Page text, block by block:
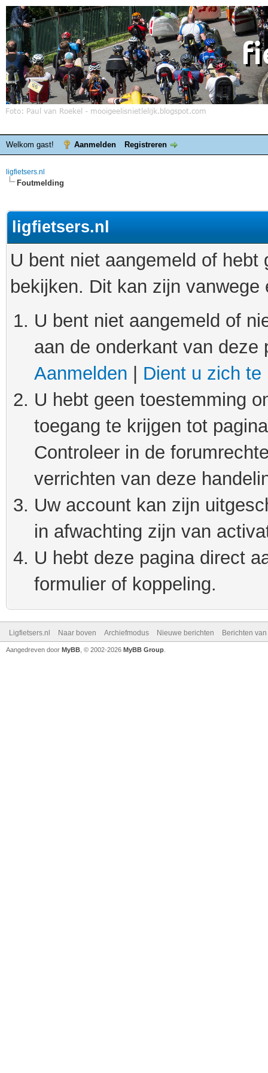
Welkom gast! Aanmelden Registreren
ligfietsers.nl
Foutmelding
ligfietsers.nl
U bent niet aangemeld of
bekijken. Dit kan zijn
U bent niet aangemeld of
aan de onderkant van
Aanmelden
Dient u zich te
U hebt geen toestemming
toegang te krijgen tot
Controleer in de
verrichten van deze
Uw account kan zijn
in afwachting zijn van
U hebt deze pagina direct
formulier of koppeling.
Ligfietsers.nl Naar boven Archiefmodus Nieuwe berichten Berichten
Aangedreven door MyBB , © 2002-2026 MyBB Group